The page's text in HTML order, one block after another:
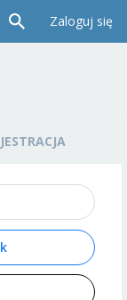
Zaloguj się